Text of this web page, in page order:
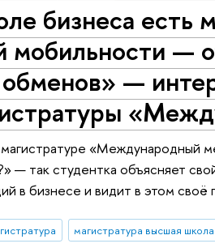
бизнеса есть
мобильности —
—
«Международный
— так студентка объясняет
в бизнесе и видит в этом
магистратура высшая